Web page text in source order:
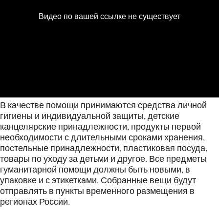
В качестве помощи принимаются средства личной
гигиены и индивидуальной защиты, детские
канцелярские принадлежности, продукты первой
необходимости с длительными сроками хранения,
постельные принадлежности, пластиковая посуда,
товары по уходу за детьми и другое. Все предметы
гуманитарной помощи должны быть новыми, в
упаковке и с этикетками. Собранные вещи будут
отправлять в пункты временного размещения в
регионах России.